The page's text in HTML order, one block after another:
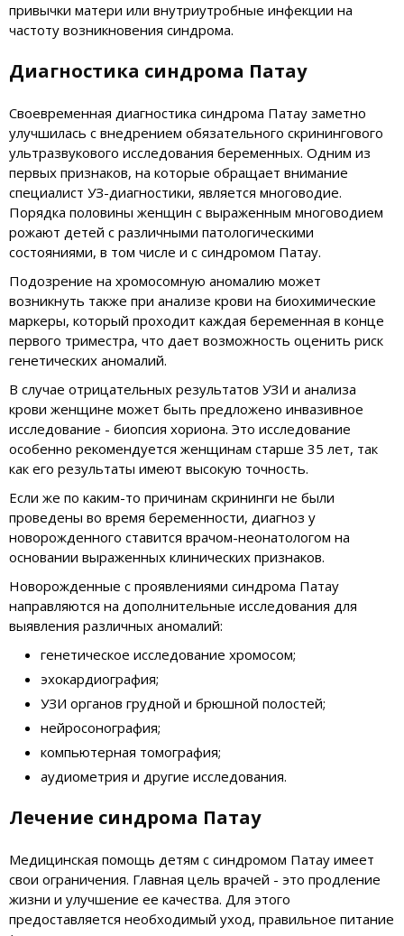
привычки матери или внутриутробные инфекции на
частоту возникновения синдрома.
Диагностика синдрома Патау
Своевременная диагностика синдрома Патау заметно
улучшилась с внедрением обязательного скринингового
ультразвукового исследования беременных. Одним из
первых признаков, на которые обращает внимание
специалист УЗ-диагностики, является многоводие.
Порядка половины женщин с выраженным многоводием
рожают детей с различными патологическими
состояниями, в том числе и с синдромом Патау.
Подозрение на хромосомную аномалию может
возникнуть также при анализе крови на биохимические
маркеры, который проходит каждая беременная в конце
первого триместра, что дает возможность оценить риск
генетических аномалий.
В случае отрицательных результатов УЗИ и анализа
крови женщине может быть предложено инвазивное
исследование - биопсия хориона. Это исследование
особенно рекомендуется женщинам старше 35 лет, так
как его результаты имеют высокую точность.
Если же по каким-то причинам скрининги не были
проведены во время беременности, диагноз у
новорожденного ставится врачом-неонатологом на
основании выраженных клинических признаков.
Новорожденные с проявлениями синдрома Патау
направляются на дополнительные исследования для
выявления различных аномалий:
генетическое исследование хромосом;
эхокардиография;
УЗИ органов грудной и брюшной полостей;
нейросонография;
компьютерная томография;
аудиометрия и другие исследования.
Лечение синдрома Патау
Медицинская помощь детям с синдромом Патау имеет
свои ограничения. Главная цель врачей - это продление
жизни и улучшение ее качества. Для этого
предоставляется необходимый уход, правильное питание